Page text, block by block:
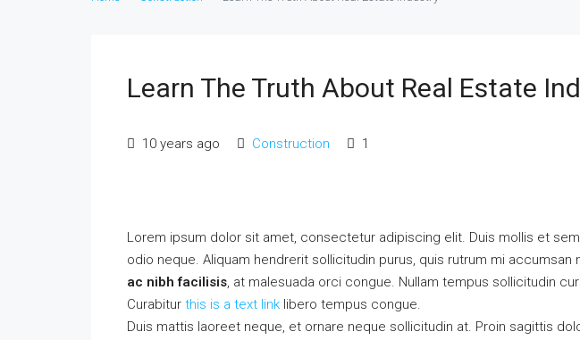
Learn The Truth About Real Estate
10 years ago Construction 1
Lorem ipsum dolor sit amet, consectetur adipiscing elit. Duis mollis et
odio neque. Aliquam hendrerit sollicitudin purus, quis rutrum mi accumsan
ac nibh facilisis, at malesuada orci congue. Nullam tempus sollicitudin
Curabitur this is a text link libero tempus congue.
Duis mattis laoreet neque, et ornare neque sollicitudin at. Proin sagittis